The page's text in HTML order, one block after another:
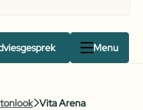
Menu
Vita Arena